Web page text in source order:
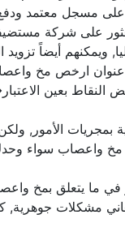
مسجل معتمد
على شركة
أيضاً تزويد
ارخص مخ
بعين
الأمور,
واعصاب سواء
في ما يتعلق بمخ
مشكلات